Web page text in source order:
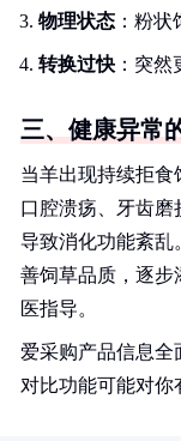
物理状态 ：粉
转换过快 ：突
三、健康异常
当羊出现持续拒食
口腔溃疡、牙齿磨
导致消化功能紊乱
善饲草品质，逐步
医指导。
爱采购产品信息全
对比功能可能对你